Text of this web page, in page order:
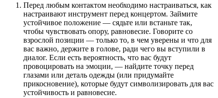
Перед любым контактом необходимо настраиваться, как
настраивают инструмент перед концертом. Займите
устойчивое положение — сядьте или встаньте так,
чтобы чувствовать опору, равновесие. Говорите со
взрослой позиции — только то, в чем уверены и что для
вас важно, держите в голове, ради чего вы вступили в
диалог. Если есть вероятность, что вас будут
провоцировать на эмоции, — найдите точку перед
глазами или деталь одежды (или придумайте
прикосновение), которые будут символизировать для вас
устойчивость и равновесие.